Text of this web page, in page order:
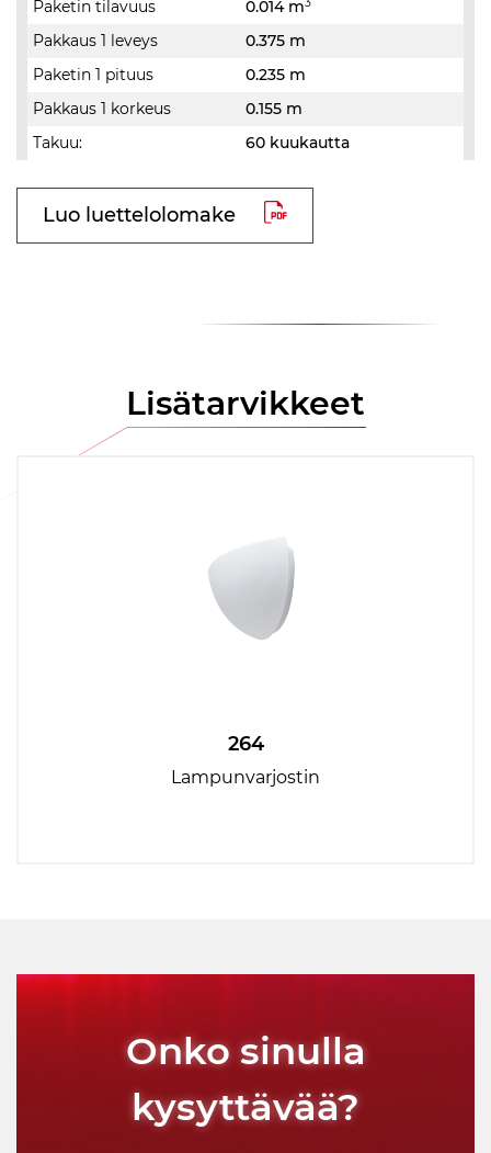
Paketin tilavuus 0.014 m
Pakkaus 1 leveys
0.375 m
Paketin 1 pituus
0.235 m
Pakkaus 1 korkeus
0.155 m
Takuu:
60 kuukautta
Luo luettelolomake
Lisätarvikkeet
264
Lampunvarjostin
Onko sinulla
kysyttävää?